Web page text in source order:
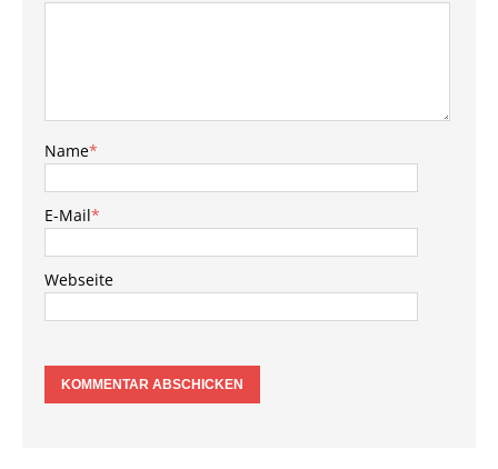
Name*
E-Mail*
Webseite